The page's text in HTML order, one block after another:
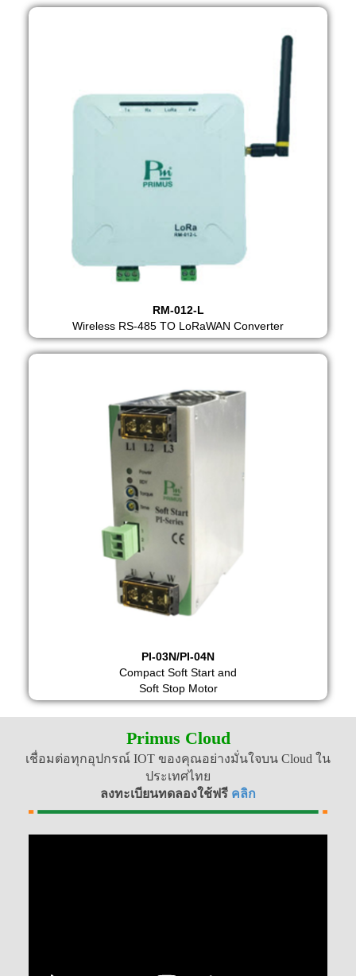
RM-012-L
Wireless RS-485 TO LoRaWAN Converter
PI-03N/PI-04N
Compact Soft Start and
Soft Stop Motor
Primus Cloud
เชื่อมต่อทุกอุปกรณ์ IOT ของคุณอย่างมั่นใจบน Cloud ใน
ประเทศไทย
ลงทะเบียนทดลองใช้ฟรี คลิก